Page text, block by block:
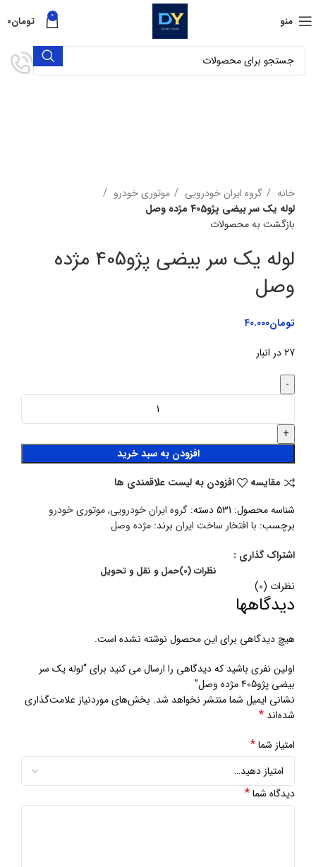
منو 0 تومان۰
خانه گروه ایران خودرویی
موتوری خودرو
لوله یک سر بیضی پژو405 مژده وصل
بازگشت به محصولات
لوله یک سر بیضی پژو405 مژده
وصل
تومان۴۰.۰۰۰
27 در انبار
افزودن به سبد خرید
مقایسه
افزودن به لیست علاقمندی ها
شناسه محصول: 531دسته: گروه ایران خودرویی,موتوری خودرو
برچسب: با افتخار ساخت ایران برند: مژده وصل
اشتراک گذاری :
نظرات (0) حمل و نقل و تحویل
نظرات (0)
دیدگاهها
هیچ دیدگاهی برای این محصول نوشته نشده است.
اولین نفری باشید که دیدگاهی را ارسال می کنید برای “لوله یک سر
بیضی پژو405 مژده وصل”
نشانی ایمیل شما منتشر نخواهد شد. بخش‌های موردنیاز علامت‌گذاری
شده‌اند *
امتیاز شما*
دیدگاه شما*